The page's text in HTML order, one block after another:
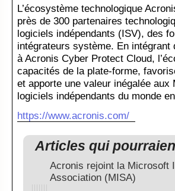
L’écosystème technologique
près de 300 partenaires
logiciels indépendants (ISV), des
intégrateurs système. En
à Acronis Cyber Protect Cloud,
capacités de la plate-forme,
et apporte une valeur inégalée aux
logiciels indépendants du monde
https://www.acronis.com/
Articles qui
Acronis rejoint la Microsoft
Association (MISA)